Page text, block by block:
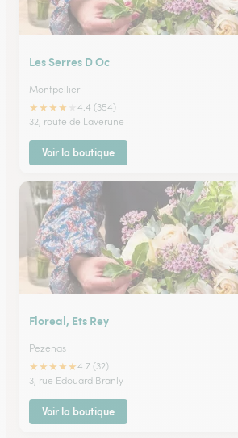
Les Serres D Oc
Montpellier
★★★★
4.4 (354)
32, route de Laverune
Voir la boutique
Floreal, Ets Rey
Pezenas
★★★★★4.7 (32)
3, rue Edouard Branly
Voir la boutique